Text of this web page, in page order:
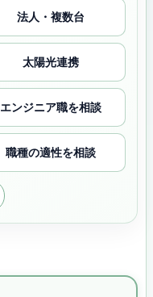
法人・複数台
太陽光連携
エンジニア職を相談
職種の適性を相談